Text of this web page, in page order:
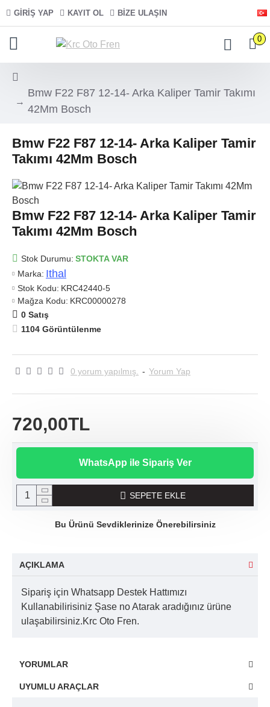
GIRIŞ YAP KAYIT OL BIZE ULAŞIN
0
Bmw F22 F87 12-14- Arka Kaliper Tamir Takımı
42Mm Bosch
Bmw F22 F87 12-14- Arka Kaliper Tamir
Takımı 42Mm Bosch
Bmw F22 F87 12-14- Arka Kaliper Tamir
Takımı 42Mm Bosch
Stok Durumu: STOKTA VAR
Marka: Ithal
Stok Kodu: KRC42440-5
Mağza Kodu: KRC00000278
0 Satış
1104 Görüntülenme
0 yorum yapılmış. - Yorum Yap
720,00TL
WhatsApp ile Sipariş Ver
SEPETE EKLE
Bu Ürünü Sevdiklerinize Önerebilirsiniz
AÇIKLAMA
Sipariş için Whatsapp Destek Hattımızı
Kullanabilirisiniz Şase no Atarak aradığınız ürüne
ulaşabilirsiniz.Krc Oto Fren.
YORUMLAR
UYUMLU ARAÇLAR